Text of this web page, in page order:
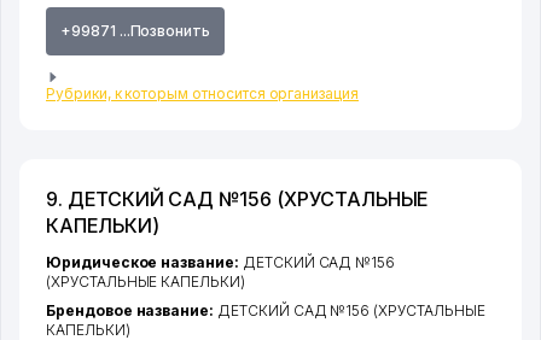
+99871 ...Позвонить
Рубрики, к которым относится организация
9. ДЕТСКИЙ САД №156 (ХРУСТАЛЬНЫЕ
КАПЕЛЬКИ)
Юридическое название: ДЕТСКИЙ САД №156
(ХРУСТАЛЬНЫЕ КАПЕЛЬКИ)
Брендовое название: ДЕТСКИЙ САД №156 (ХРУСТАЛЬНЫЕ
КАПЕЛЬКИ)